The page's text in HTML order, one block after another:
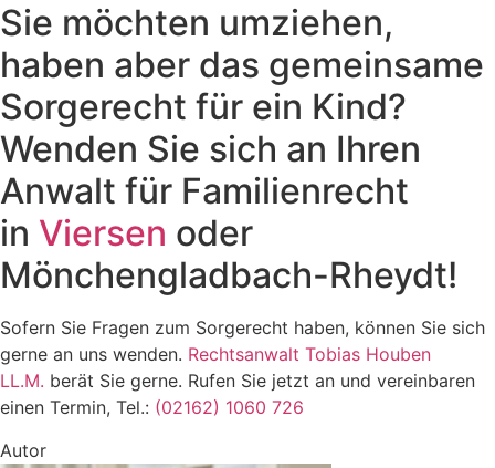
Sie möchten umziehen,
haben aber das gemeinsame
Sorgerecht für ein Kind?
Wenden Sie sich an Ihren
Anwalt für Familienrecht
in Viersen oder
Mönchengladbach-Rheydt!
Sofern Sie Fragen zum Sorgerecht haben, können Sie sich
gerne an uns wenden. Rechtsanwalt Tobias Houben
LL.M. berät Sie gerne. Rufen Sie jetzt an und vereinbaren
einen Termin, Tel.: (02162) 1060 726
Autor